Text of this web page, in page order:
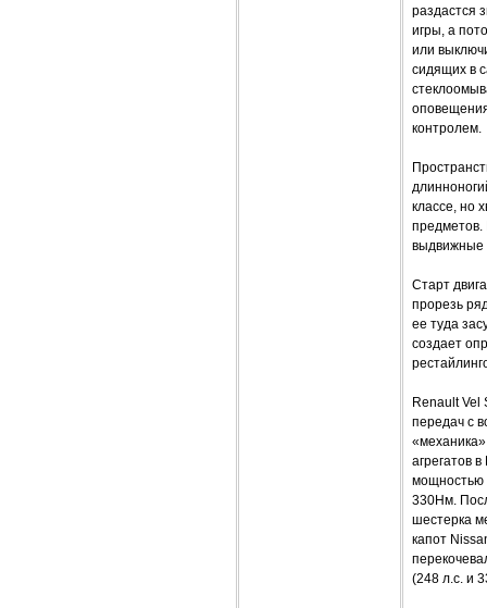
раздастся
игры, а
или
сидящих в
контролем.
классе, но
предметов.
выдвижные
Старт
прорезь
ее туда
создает
Renault Vel
передач с
агрегатов
мощностью
330Нм.
шестерка
капот
(248 л.с. и